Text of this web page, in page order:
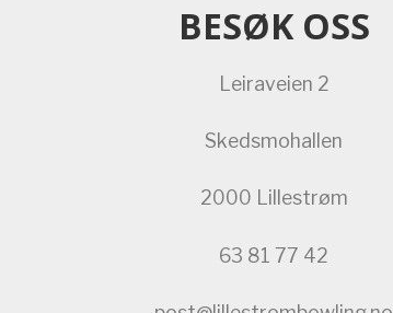
BESØK OSS
Leiraveien 2
Skedsmohallen
2000 Lillestrøm
63 81 77 42